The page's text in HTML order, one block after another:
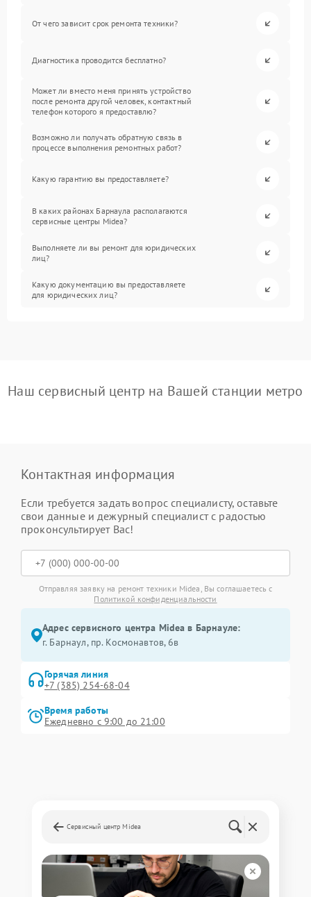
От чего зависит срок ремонта техники?
Диагностика проводится бесплатно?
Может ли вместо меня принять устройство
после ремонта другой человек, контактный
телефон которого я предоставлю?
Возможно ли получать обратную связь в
процессе выполнения ремонтных работ?
Какую гарантию вы предоставляете?
В каких районах Барнаула располагаются
сервисные центры Midea?
Выполняете ли вы ремонт для юридических
лиц?
Какую документацию вы предоставляете
для юридических лиц?
Наш сервисный центр на Вашей станции метро
Контактная информация
Если требуется задать вопрос специалисту, оставьте
свои данные и дежурный специалист с радостью
проконсультирует Вас!
Отправляя заявку на ремонт техники Midea, Вы соглашаетесь с
Политикой конфиденциальности
Адрес сервисного центра Midea в Барнауле:
г. Барнаул, ​пр. Космонавтов, 6в
Горячая линия
+7 (385) 254-68-04
Время работы
Ежедневно с 9:00 до 21:00
Сервисный центр Midea